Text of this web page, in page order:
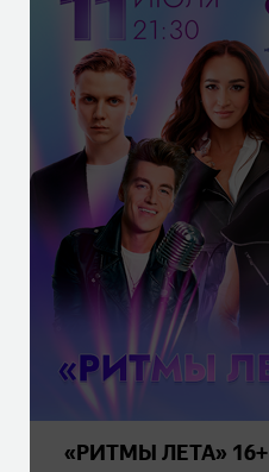
«РИТМЫ ЛЕТА» 16+